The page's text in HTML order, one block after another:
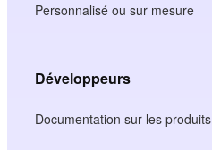
Personnalisé ou sur mesure
Développeurs
Documentation sur les produits